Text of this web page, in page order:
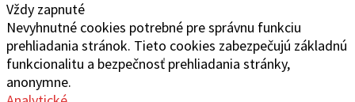
Vždy zapnuté
Nevyhnutné cookies potrebné pre správnu funkciu
prehliadania stránok. Tieto cookies zabezpečujú základnú
funkcionalitu a bezpečnosť prehliadania stránky,
anonymne.